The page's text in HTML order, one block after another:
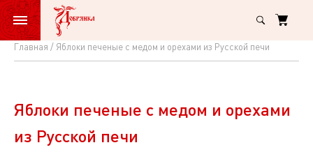
Главная Яблоки печеные с медом и орехами из Русской печи
Яблоки
медом
Яблоки печеные с медом и орехами
из Русской печи